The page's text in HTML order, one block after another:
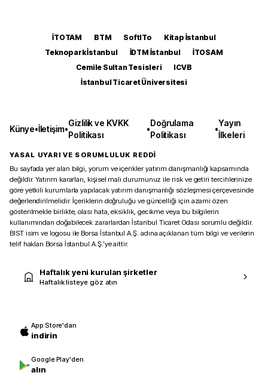
İTOTAM BTM SoftITo
Kitap İstanbul
Teknopark İstanbul
İDTM İstanbul
İTOSAM
Cemile Sultan Tesisleri
ICVB
İstanbul Ticaret Üniversitesi
Künye•İletişim•
Gizlilik ve KVKK
Politikası
•
Doğrulama
Politikası
•
Yayın
İlkeleri
YASAL UYARI VE SORUMLULUK REDDİ
Bu sayfada yer alan bilgi, yorum ve içerikler yatırım danışmanlığı kapsamında
değildir. Yatırım kararları, kişisel mali durumunuz ile risk ve getiri tercihlerinize
göre yetkili kurumlarla yapılacak yatırım danışmanlığı sözleşmesi çerçevesinde
değerlendirilmelidir. İçeriklerin doğruluğu ve güncelliği için azami özen
gösterilmekle birlikte, olası hata, eksiklik, gecikme veya bu bilgilerin
kullanımından doğabilecek zararlardan İstanbul Ticaret Odası sorumlu değildir.
BIST isim ve logosu ile Borsa İstanbul A.Ş. adına açıklanan tüm bilgi ve verilerin
telif hakları Borsa İstanbul A.Ş.’ye aittir.
Haftalık yeni kurulan şirketler
Haftalık listeye göz atın
App Store'dan
indirin
Google Play'den
alın